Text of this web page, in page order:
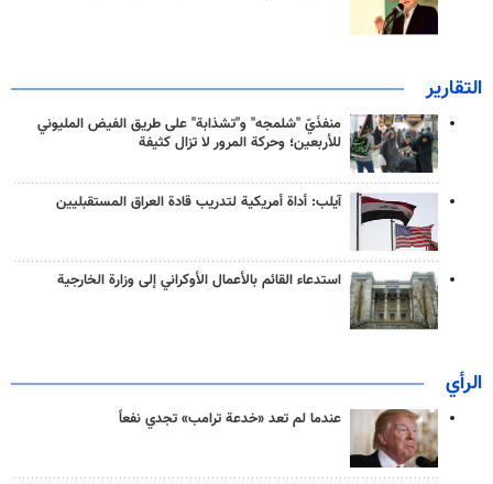
التقارير
منفذَيّ "شلمجه" و"تشذابة" على طريق الفيض المليوني
للأربعين؛ وحركة المرور لا تزال كثيفة
آيلب: أداة أمريكية لتدريب قادة العراق المستقبليين
استدعاء القائم بالأعمال الأوكراني إلى وزارة الخارجية
الرأي
عندما لم تعد «خدعة ترامب» تجدي نفعاً